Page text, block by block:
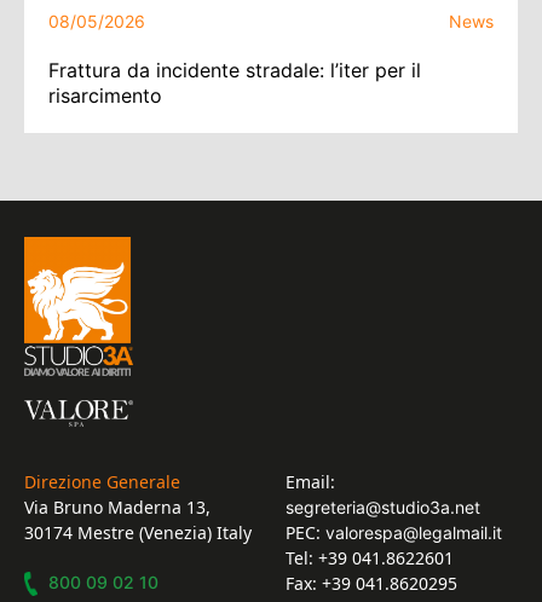
08/05/2026 News
Frattura da incidente stradale: l’iter per il
risarcimento
Direzione Generale
Via Bruno Maderna 13,
30174 Mestre (Venezia) Italy
800 09 02 10
Email:
segreteria@studio3a.net
PEC: valorespa@legalmail.it
Tel: +39 041.8622601
Fax: +39 041.8620295